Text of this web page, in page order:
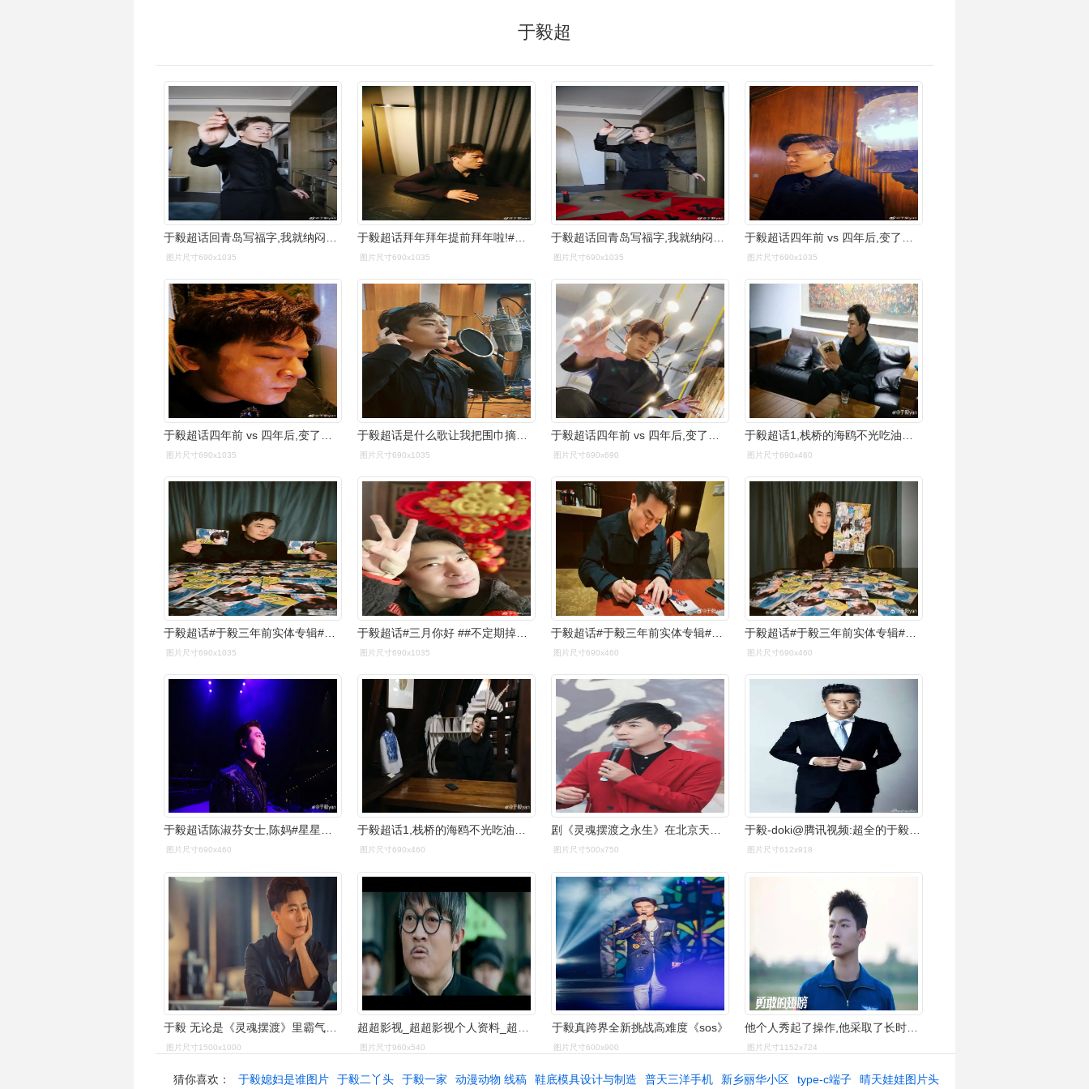
于毅超
图片尺寸690x1035
于毅超话拜年拜年提前拜年啦!#山东春晚#一会儿见!
图片尺寸690x1035 图片尺寸690x1035 图片尺寸690x1035
图片尺寸690x1035
于毅超话是什么歌让我把围巾摘了,外套脱了才能完成龙年第一录,开工
图片尺寸690x1035 图片尺寸690x690 图片尺寸690x460
于毅超话#于毅三年前实体专辑#@星外星音乐 于毅《三年前》新国风
图片尺寸690x1035
于毅超话#三月你好 ##不定期掉落的独家记毅#昨天唐诡2的片尾录了
图片尺寸690x1035
于毅超话#于毅三年前实体专辑#@星外星音乐 于毅《三年前》新国风
图片尺寸690x460 图片尺寸690x460
于毅超话陈淑芬女士,陈妈#星星相识五十年澳门演唱会#陈妈入行五十年
图片尺寸690x460
于毅超话1,栈桥的海鸥不光吃油条,面包也还是爱吃的.
图片尺寸690x460
剧《灵魂摆渡之永生》在北京天桥艺术中心正式召开发布会,演员于毅,邓
图片尺寸500x750
于毅-doki@腾讯视频:超全的于毅资讯,视频,粉丝,直播,活动集合
图片尺寸612x918
于毅 无论是《灵魂摆渡》里霸气的赵吏,还是《打狗棍》中的身姿妖娆的
图片尺寸1500x1000
超超影视_超超影视个人资料_超超影视直播间_18183kol_18183网红站
图片尺寸960x540
于毅真跨界全新挑战高难度《sos》
图片尺寸600x900
他个人秀起了操作,他采取了长时间超低空飞行,躲过了敌方的雷达侦察
图片尺寸1152x724
猜你喜欢： 于毅媳妇是谁图片 于毅二丫头 于毅一家 动漫动物 线稿 鞋底模具设计与制造 普天三洋手机 新乡丽华小区 type-c端子 晴天娃娃图片头